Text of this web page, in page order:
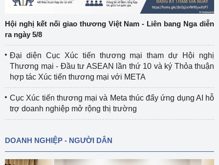
Hội nghị kết nối giao thương Việt Nam - Liên bang Nga diễn
ra ngày 5/8
Đại diện Cục Xúc tiến thương mại tham dự Hội nghị
Thương mại - Đầu tư ASEAN lần thứ 10 và ký Thỏa thuận
hợp tác Xúc tiến thương mại với META
Cục Xúc tiến thương mại và Meta thúc đẩy ứng dụng AI hỗ
trợ doanh nghiệp mở rộng thị trường
DOANH NGHIỆP - NGƯỜI DÂN